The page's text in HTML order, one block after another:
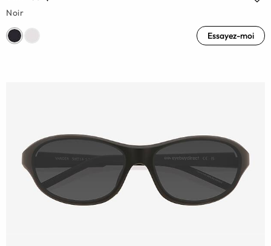
Noir
Essayez-moi